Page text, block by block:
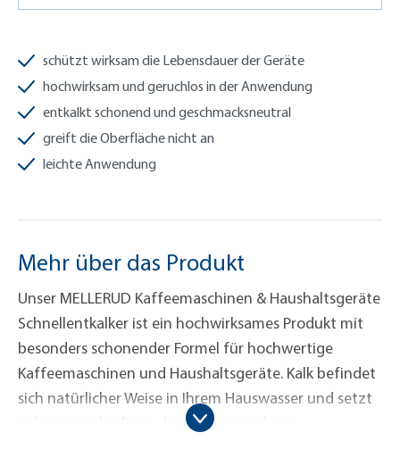
schützt wirksam die Lebensdauer der Geräte
hochwirksam und geruchlos in der Anwendung
entkalkt schonend und geschmacksneutral
greift die Oberfläche nicht an
leichte Anwendung
Mehr über das Produkt
Unser MELLERUD Kaffeemaschinen & Haushaltsgeräte
Schnellentkalker ist ein hochwirksames Produkt mit
besonders schonender Formel für hochwertige
Kaffeemaschinen und Haushaltsgeräte. Kalk befindet
sich natürlicher Weise in Ihrem Hauswasser und setzt
sich zwangsläufig in den Leitungen Ihrer